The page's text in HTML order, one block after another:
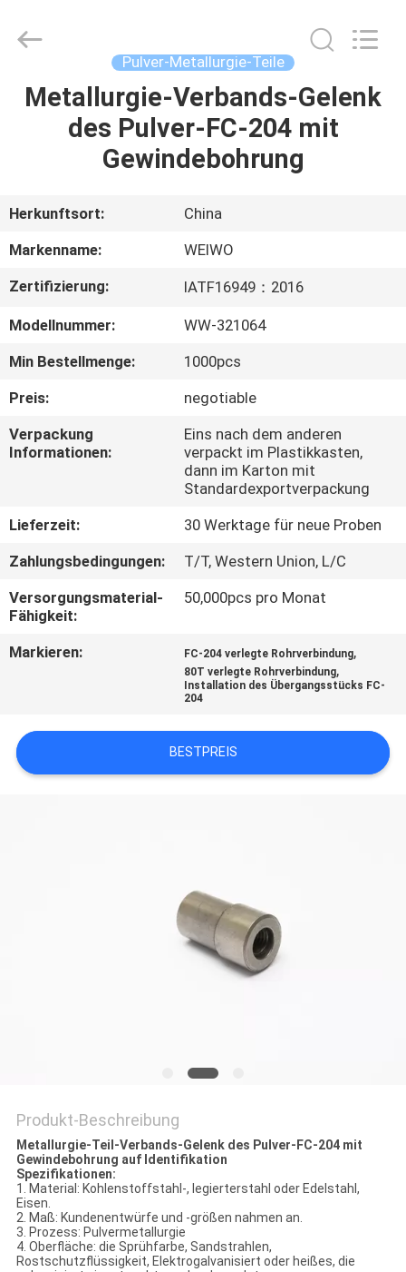
HAUS
PRODUKTE
ÜBER
UNS
FABRIK-
AUSFLUG
QUALITÄTSKONTROLLE
TRETEN
UNS
IN
VERBINDUNG
FORDERN
ZITAT
Co.,Ltd..
Pulver-Metallurgie-Teile
Metallurgie-Verbands-Gelenk
des Pulver-FC-204 mit
Gewindebohrung
Herkunftsort:
China
Markenname:
WEIWO
Zertifizierung:
IATF16949：2016
Modellnummer:
WW-321064
Min Bestellmenge:
1000pcs
Preis:
negotiable
Verpackung
Informationen:
Eins nach dem anderen
verpackt im Plastikkasten,
dann im Karton mit
Standardexportverpackung
Lieferzeit:
30 Werktage für neue Proben
Zahlungsbedingungen:
T/T, Western Union, L/C
Versorgungsmaterial-
Fähigkeit:
50,000pcs pro Monat
Markieren: FC-204 verlegte Rohrverbindung,
80T verlegte Rohrverbindung,
Installation des Übergangsstücks FC-
204
BESTPREIS
Produkt-Beschreibung
Metallurgie-Teil-Verbands-Gelenk des Pulver-FC-204 mit
Gewindebohrung auf Identifikation
Spezifikationen:
1. Material: Kohlenstoffstahl-, legierterstahl oder Edelstahl,
Eisen.
2. Maß: Kundenentwürfe und -größen nahmen an.
3. Prozess: Pulvermetallurgie
4. Oberfläche: die Sprühfarbe, Sandstrahlen,
Rostschutzflüssigkeit, Elektrogalvanisiert oder heißes, die